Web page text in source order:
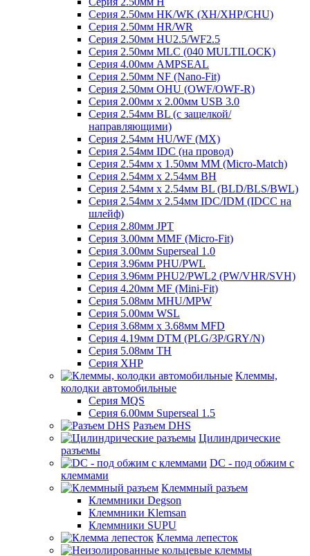
Серия 2.50мм HK/WK (XH/XHP/CHU)
Серия 2.50мм HR/WR
Серия 2.50мм HU2.5/WF2.5
Серия 2.50мм MLC (040 MULTILOCK)
Серия 4.00мм AMPSEAL
Серия 2.50мм NF (Nano-Fit)
Серия 2.50мм OHU (OWF/OWF-R)
Серия 2.00мм x 2.00мм USB 3.0
Серия 2.54мм BL (с защелкой/
направляющими)
Серия 2.54мм HU/WF (MX)
Серия 2.54мм IDC (на провод)
Серия 2.54мм х 1.50мм MM (Micro-Match)
Серия 2.54мм х 2.54мм BH
Серия 2.54мм х 2.54мм BL (BLD/BLS/BWL)
Серия 2.54мм х 2.54мм IDC/IDM (IDCC на
шлейф)
Серия 2.80мм JPT
Серия 3.00мм MMF (Micro-Fit)
Серия 3.00мм Superseal 1.0
Серия 3.96мм PHU/PWL
Серия 3.96мм PHU2/PWL2 (PW/VHR/SVH)
Серия 4.20мм MF (Mini-Fit)
Серия 5.08мм MHU/MPW
Серия 5.00мм WSL
Серия 3.68мм х 3.68мм MFD
Серия 4.19мм DTM (PLG/3P/GRY/N)
Серия 5.08мм TH
Серия XHP
Клеммы,
колодки автомобильные
Серия MQS
Серия 6.00мм Superseal 1.5
Разъем DHS
Цилиндрические
разъемы
DC - под обжим с
клеммами
Клеммный разъем
Клеммники Degson
Клеммники Klemsan
Клеммники SUPU
Клемма лепесток